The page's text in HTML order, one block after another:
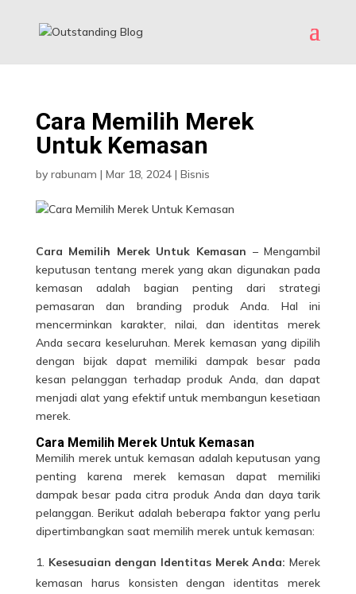
Cara Memilih Merek
Untuk Kemasan
by rabunam | Mar 18, 2024| Bisnis
Cara Memilih Merek Untuk Kemasan – Mengambil
keputusan tentang merek yang akan digunakan pada
kemasan adalah bagian penting dari strategi
pemasaran dan branding produk Anda. Hal ini
mencerminkan karakter, nilai, dan identitas merek
Anda secara keseluruhan. Merek kemasan yang dipilih
dengan bijak dapat memiliki dampak besar pada
kesan pelanggan terhadap produk Anda, dan dapat
menjadi alat yang efektif untuk membangun kesetiaan
merek.
Cara Memilih Merek Untuk Kemasan
Memilih merek untuk kemasan adalah keputusan yang
penting karenamerek kemasan dapat memiliki
dampak besar pada citra produk Anda dan daya tarik
pelanggan. Berikut adalah beberapa faktor yang perlu
dipertimbangkan saat memilih merek untuk kemasan:
Kesesuaian dengan Identitas Merek Anda: Merek
kemasan harus konsisten dengan identitas merek